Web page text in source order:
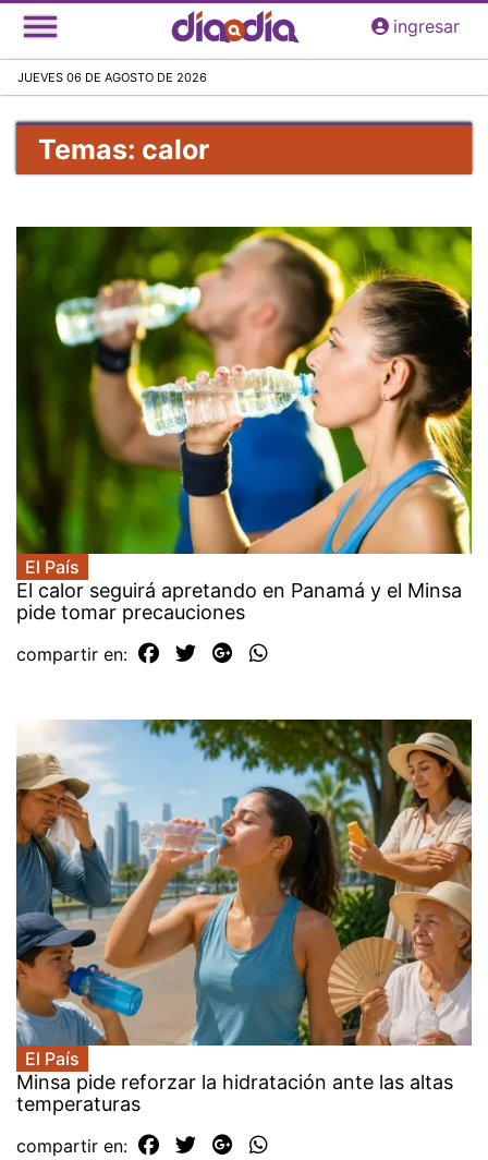
Pasar
al
principal
ingresar
JUEVES 06 DE AGOSTO DE 2026
Temas: calor
El País
El calor seguirá apretando en Panamá y el Minsa
pide tomar precauciones
compartir en:
El País
Minsa pide reforzar la hidratación ante las altas
temperaturas
compartir en: